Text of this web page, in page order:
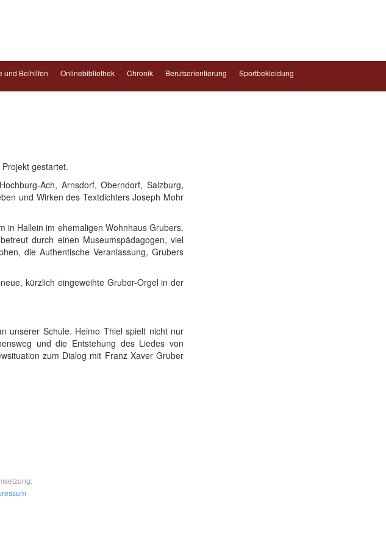
und Beihilfen Onlinebibliothek Chronik Berufsorientierung Sportbekleidung
gestartet.
Ach, Arnsdorf, Oberndorf, Salzburg,
und Wirken des Textdichters Joseph Mohr
in Hallein im ehemaligen Wohnhaus Grubers.
durch einen Museumspädagogen, viel
die Authentische Veranlassung, Grubers
kürzlich eingeweihte Gruber-Orgel in der
unserer Schule. Heimo Thiel spielt nicht nur
und die Entstehung des Liedes von
zum Dialog mit Franz Xaver Gruber